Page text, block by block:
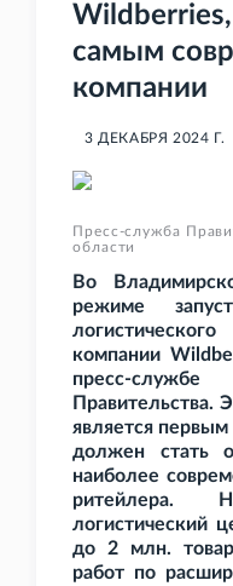
самым
компании
3 ДЕКАБРЯ 2024 Г.
Пресс-служба
области
Во
режиме
компании
пресс-
Правительства.
является
должен стать
наиболее
ритейлера.
логистический
до 2
млн.
работ по